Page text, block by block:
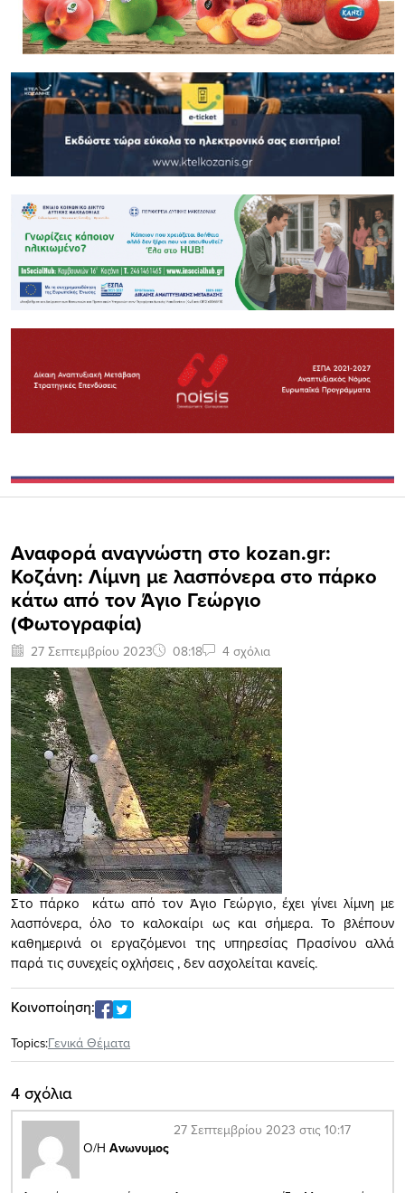
Αναφορά αναγνώστη στο kozan.gr:
Κοζάνη: Λίμνη με λασπόνερα στο πάρκο
κάτω από τον Άγιο Γεώργιο
(Φωτογραφία)
27 Σεπτεμβρίου 2023 08:18 4 σχόλια
Στο πάρκο κάτω από τον Άγιο Γεώργιο, έχει γίνει λίμνη με
λασπόνερα, όλο το καλοκαίρι ως και σήμερα. Το βλέπουν
καθημερινά οι εργαζόμενοι της υπηρεσίας Πρασίνου αλλά
παρά τις συνεχείς οχλήσεις , δεν ασχολείται κανείς.
Κοινοποίηση:
Topics:Γενικά Θέματα
4 σχόλια
Ο/Η Ανωνυμος
27 Σεπτεμβρίου 2023 στις 10:17